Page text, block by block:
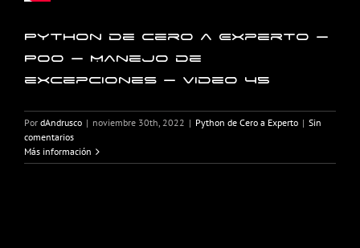
Python de Cero a Experto –
POO – Manejo de
excepciones – Video 45
Por dAndrusco | noviembre 30th, 2022 | Python de Cero a Experto | Sin
comentarios
Más información